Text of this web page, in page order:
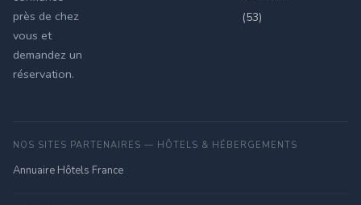
près de chez
vous et
demandez un
réservation.
(53)
NOS SITES PARTENAIRES — HÔTELS & HÉBERGEMENTS
Annuaire Hôtels France